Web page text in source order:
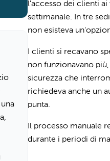
l'accesso dei clienti
settimanale. In tre
non esisteva
I clienti si recavano
non funzionavano
sicurezza che
richiedeva anche un
punta.
Il processo manuale
durante i periodi di